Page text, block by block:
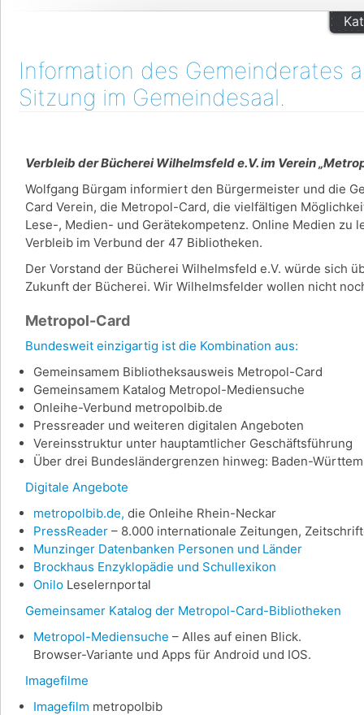
Information des Gemeinderates
Sitzung im Gemeindesaal.
Verbleib der Bücherei Wilhelmsfeld e.V. im Verein
Wolfgang Bürgam informiert den Bürgermeister und die
Card Verein, die Metropol-Card, die vielfältigen
Lese-, Medien- und Gerätekompetenz. Online Medien
Verbleib im Verbund der 47 Bibliotheken.
Der Vorstand der Bücherei Wilhelmsfeld e.V. würde sich
Zukunft der Bücherei. Wir Wilhelmsfelder wollen nicht
Metropol-Card
Bundesweit einzigartig ist die Kombination aus:
Gemeinsamem Bibliotheksausweis Metropol-Card
Gemeinsamem Katalog Metropol-Mediensuche
Onleihe-Verbund metropolbib.de
Pressreader und weiteren digitalen Angeboten
Vereinsstruktur unter hauptamtlicher Geschäftsführung
Über drei Bundesländergrenzen hinweg: Baden-
Digitale Angebote
metropolbib.de, die Onleihe Rhein-Neckar
PressReader – 8.000 internationale Zeitungen,
Munzinger Datenbanken Personen und Länder
Brockhaus Enzyklopädie und Schullexikon
Onilo Leselernportal
Gemeinsamer Katalog der Metropol-Card-Bibliotheken
Metropol-Mediensuche – Alles auf einen Blick.
Browser-Variante und Apps für Android und IOS.
Imagefilme
Imagefilm metropolbib